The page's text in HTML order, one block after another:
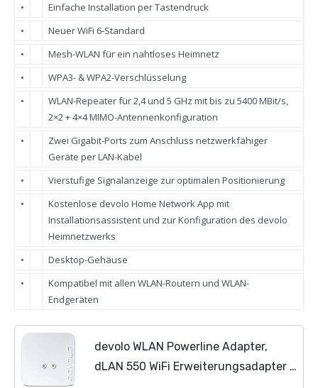
•
Einfache Installation per Tastendruck
•
Neuer WiFi 6-Standard
•
Mesh-WLAN für ein nahtloses Heimnetz
•
WPA3- & WPA2-Verschlüsselung
•
WLAN-Repeater für 2,4 und 5 GHz mit bis zu 5400 MBit/s,
2×2 + 4×4 MIMO-Antennenkonfiguration
•
Zwei Gigabit-Ports zum Anschluss netzwerkfähiger
Geräte per LAN-Kabel
•
Vierstufige Signalanzeige zur optimalen Positionierung
•
Kostenlose devolo Home Network App mit
Installationsassistent und zur Konfiguration des devolo
Heimnetzwerks
•
Desktop-Gehäuse
•
Kompatibel mit allen WLAN-Routern und WLAN-
Endgeräten
devolo WLAN Powerline Adapter,
dLAN 550 WiFi Erweiterungsadapter -